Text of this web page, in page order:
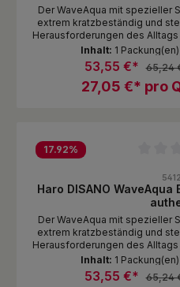
Der WaveAqua mit spezieller
extrem kratzbeständig und
Herausforderungen des
Nässeschutz unempfindlich
ist echte DISANO
27,05 €* pro
53,55 €* 65,24
Inhalt: 1
17.92%
Haro DISANO
Der WaveAqua mit spezieller
extrem kratzbeständig und
Herausforderungen des
Nässeschutz unempfindlich
ist echte DISANO
53,55 €* 65,24
Inhalt: 1